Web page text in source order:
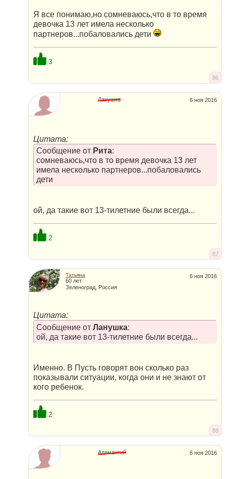
Я все понимаю,но сомневаюсь,что в то время
девочка 13 лет имела несколько
партнеров...побаловались дети
3
86
6 ноя 2016
Ланушка
Цитата:
Сообщение от Рита:
сомневаюсь,что в то время девочка 13 лет
имела несколько партнеров...побаловались
дети
ой, да такие вот 13-тилетние были всегда...
2
87
6 ноя 2016
Татьяна
60 лет
Зеленоград, Россия
Цитата:
Сообщение от Ланушка:
ой, да такие вот 13-тилетние были всегда...
Именно. В Пусть говорят вон сколько раз
показывали ситуации, когда они и не знают от
кого ребенок.
2
88
6 ноя 2016
Адамантий